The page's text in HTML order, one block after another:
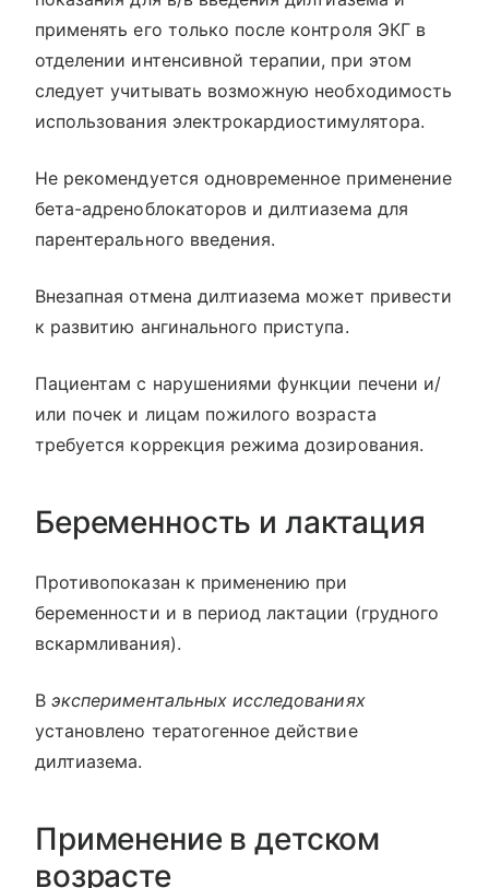
применять его только после контроля ЭКГ в
отделении интенсивной терапии, при этом
следует учитывать возможную необходимость
использования электрокардиостимулятора.
Не рекомендуется одновременное применение
бета-адреноблокаторов и дилтиазема для
парентерального введения.
Внезапная отмена дилтиазема может привести
к развитию ангинального приступа.
Пациентам с нарушениями функции печени и/
или почек и лицам пожилого возраста
требуется коррекция режима дозирования.
Беременность и лактация
Противопоказан к применению при
беременности и в период лактации (грудного
вскармливания).
Вэкспериментальных исследованиях
установлено тератогенное действие
дилтиазема.
Применение в детском
возрасте